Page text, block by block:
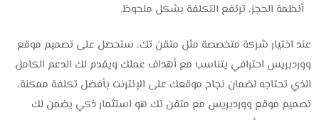
أنظمة الحجز، ترتفع التكلفة بشكل ملحوظ.
عند اختيار شركة متخصصة مثل متقن تك، ستحصل على تصميم موقع
ووردبريس احترافي يتناسب مع أهداف عملك ويقدم لك الدعم الكامل
الذي تحتاجه لضمان نجاح موقعك على الإنترنت بأفضل تكلفة ممكنة،
تصميم موقع ووردبريس مع متقن تك هو استثمار ذكي يضمن لك